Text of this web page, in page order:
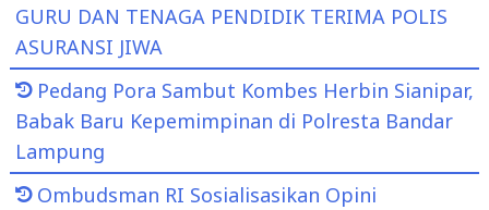
GURU DAN TENAGA PENDIDIK TERIMA POLIS
ASURANSI JIWA
Pedang Pora Sambut Kombes Herbin Sianipar,
Babak Baru Kepemimpinan di Polresta Bandar
Lampung
Ombudsman RI Sosialisasikan Opini